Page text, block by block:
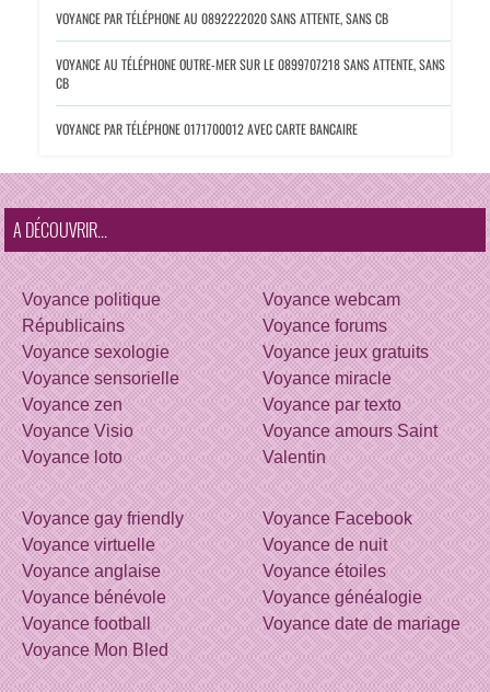
VOYANCE PAR TÉLÉPHONE AU 0892222020SANS ATTENTE, SANS CB
VOYANCE AU TÉLÉPHONE OUTRE-MER SUR LE 0899707218SANS ATTENTE, SANS
CB
VOYANCE PAR TÉLÉPHONE 0171700012AVEC CARTE BANCAIRE
A DÉCOUVRIR...
Voyance politique
Républicains
Voyance sexologie
Voyance sensorielle
Voyance zen
Voyance Visio
Voyance loto
Voyance webcam
Voyance forums
Voyance jeux gratuits
Voyance miracle
Voyance par texto
Voyance amours Saint
Valentin
Voyance gay friendly
Voyance virtuelle
Voyance anglaise
Voyance bénévole
Voyance football
Voyance Mon Bled
Voyance Facebook
Voyance de nuit
Voyance étoiles
Voyance généalogie
Voyance date de mariage